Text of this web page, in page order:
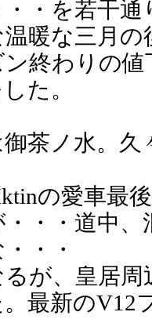
・を若干
暖な三月の
終わりの
た。
茶ノ水。
の愛車最
・・道中
・・
が、皇居周
最新のV12